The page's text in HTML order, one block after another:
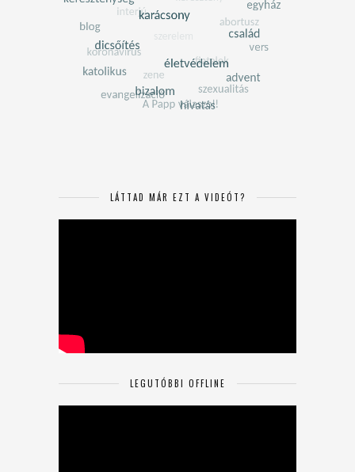
LÁTTAD MÁR EZT A VIDEÓT?
LEGUTÓBBI OFFLINE